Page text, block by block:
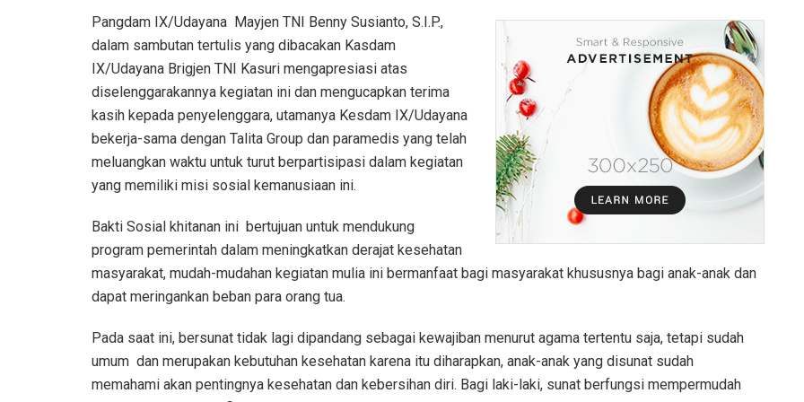
Pangdam IX/Udayana Mayjen TNI Benny Susianto, S.I.P.,
dalam sambutan tertulis yang dibacakan Kasdam
IX/Udayana Brigjen TNI Kasuri mengapresiasi atas
diselenggarakannya kegiatan ini dan mengucapkan terima
kasih kepada penyelenggara, utamanya Kesdam IX/Udayana
bekerja-sama dengan Talita Group dan paramedis yang telah
meluangkan waktu untuk turut berpartisipasi dalam kegiatan
yang memiliki misi sosial kemanusiaan ini.
Bakti Sosial khitanan ini bertujuan untuk mendukung
program pemerintah dalam meningkatkan derajat kesehatan
masyarakat, mudah-mudahan kegiatan mulia ini bermanfaat bagi masyarakat khususnya bagi anak-anak dan
dapat meringankan beban para orang tua.
Pada saat ini, bersunat tidak lagi dipandang sebagai kewajiban menurut agama tertentu saja, tetapi sudah
umum dan merupakan kebutuhan kesehatan karena itu diharapkan, anak-anak yang disunat sudah
memahami akan pentingnya kesehatan dan kebersihan diri. Bagi laki-laki, sunat berfungsi mempermudah